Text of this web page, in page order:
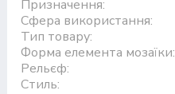
Призначення:
Сфера використання:
Тип товару:
Форма елемента мозаїки:
Рельєф:
Стиль: